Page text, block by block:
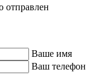
отправлен
Ваше имя
Ваш телефон